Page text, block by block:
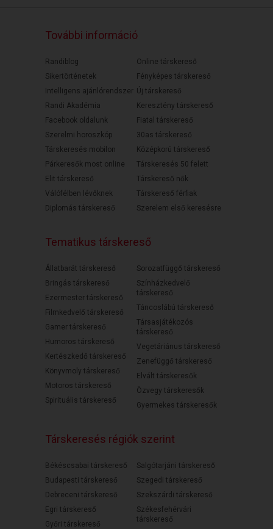
További információ
Randiblog
Sikertörténetek
Intelligens ajánlórendszer
Randi Akadémia
Facebook oldalunk
Szerelmi horoszkóp
Társkeresés mobilon
Párkeresők most online
Elit társkereső
Válófélben lévőknek
Diplomás társkereső
Online társkereső
Fényképes társkereső
Új társkereső
Keresztény társkereső
Fiatal társkereső
30as társkereső
Középkorú társkereső
Társkeresés 50 felett
Társkereső nők
Társkereső férfiak
Szerelem első keresésre
Tematikus társkereső
Állatbarát társkereső
Bringás társkereső
Ezermester társkereső
Filmkedvelő társkereső
Gamer társkereső
Humoros társkereső
Kertészkedő társkereső
Könyvmoly társkereső
Motoros társkereső
Spirituális társkereső
Sorozatfüggő társkereső
Színházkedvelő
társkereső
Táncoslábú társkereső
Társasjátékozós
társkereső
Vegetáriánus társkereső
Zenefüggő társkereső
Elvált társkeresők
Özvegy társkeresők
Gyermekes társkeresők
Társkeresés régiók szerint
Békéscsabai társkereső
Budapesti társkereső
Debreceni társkereső
Egri társkereső
Győri társkereső
Salgótarjáni társkereső
Szegedi társkereső
Szekszárdi társkereső
Székesfehérvári
társkereső